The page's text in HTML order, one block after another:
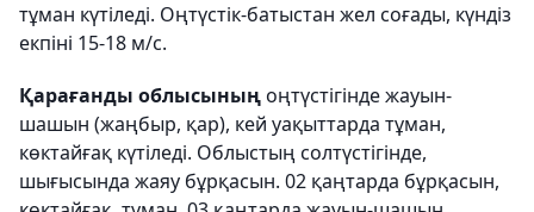
тұман күтіледі. Оңтүстік-батыстан жел соғады, күндіз
екпіні 15-18 м/с.
Қарағанды облысыныңоңтүстігінде жауын-
шашын (жаңбыр, қар), кей уақыттарда тұман,
көктайғақ күтіледі. Облыстың солтүстігінде,
шығысында жаяу бұрқасын. 02 қаңтарда бұрқасын,